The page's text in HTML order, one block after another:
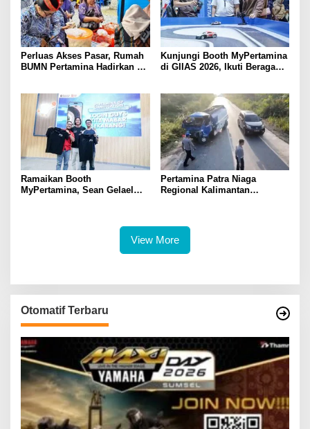
Perluas Akses Pasar, Rumah
BUMN Pertamina Hadirkan 13
Kunjungi Booth MyPertamina
di GIIAS 2026, Ikuti Beragam
Ramaikan Booth
MyPertamina, Sean Gelael
Pertamina Patra Niaga
Regional Kalimantan
Terdaftar sebagai Armada
Operasional
View More
Otomatif Terbaru